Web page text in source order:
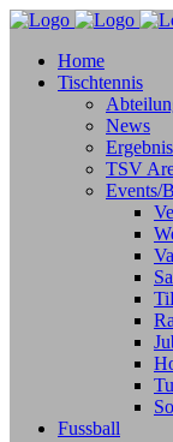
Home
Tischtennis
News
TSV
Events/
Fussball